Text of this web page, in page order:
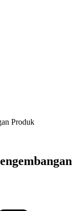
Produk